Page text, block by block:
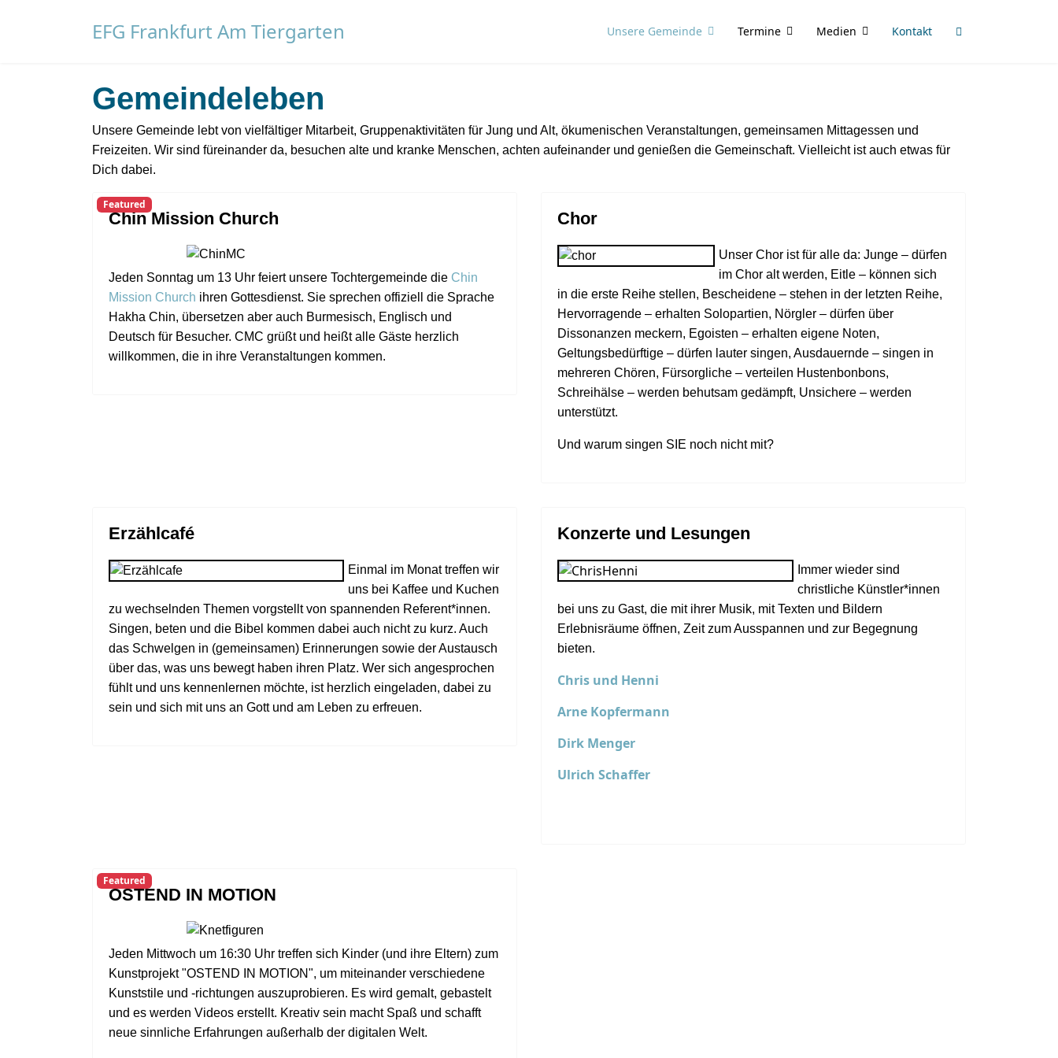
EFG Frankfurt Am Tiergarten Unsere Gemeinde Termine Medien Kontakt
Gemeindeleben
Unsere Gemeinde lebt von vielfältiger Mitarbeit, Gruppenaktivitäten für Jung und Alt, ökumenischen Veranstaltungen, gemeinsamen Mittagessen und
Freizeiten. Wir sind füreinander da, besuchen alte und kranke Menschen, achten aufeinander und genießen die Gemeinschaft. Vielleicht ist auch etwas für
Dich dabei.
Featured
Chin Mission Church
Jeden Sonntag um 13 Uhr feiert unsere Tochtergemeinde die Chin
Mission Church ihren Gottesdienst. Sie sprechen offiziell die Sprache
Hakha Chin, übersetzen aber auch Burmesisch, Englisch und
Deutsch für Besucher. CMC grüßt und heißt alle Gäste herzlich
willkommen, die in ihre Veranstaltungen kommen.
Chor
Unser Chor ist für alle da: Junge – dürfen
im Chor alt werden, Eitle – können sich
in die erste Reihe stellen, Bescheidene – stehen in der letzten Reihe,
Hervorragende – erhalten Solopartien, Nörgler – dürfen über
Dissonanzen meckern, Egoisten – erhalten eigene Noten,
Geltungsbedürftige – dürfen lauter singen, Ausdauernde – singen in
mehreren Chören, Fürsorgliche – verteilen Hustenbonbons,
Schreihälse – werden behutsam gedämpft, Unsichere – werden
unterstützt.
Und warum singen SIE noch nicht mit?
Erzählcafé
Einmal im Monat treffen wir
uns bei Kaffee und Kuchen
zu wechselnden Themen vorgstellt von spannenden Referent*innen.
Singen, beten und die Bibel kommen dabei auch nicht zu kurz. Auch
das Schwelgen in (gemeinsamen) Erinnerungen sowie der Austausch
über das, was uns bewegt haben ihren Platz. Wer sich angesprochen
fühlt und uns kennenlernen möchte, ist herzlich eingeladen, dabei zu
sein und sich mit uns an Gott und am Leben zu erfreuen.
Konzerte und Lesungen
Immer wieder sind
christliche Künstler*innen
bei uns zu Gast, die mit ihrer Musik, mit Texten und Bildern
Erlebnisräume öffnen, Zeit zum Ausspannen und zur Begegnung
bieten.
Chris und Henni
Arne Kopfermann
Dirk Menger
Ulrich Schaffer
Featured
OSTEND IN MOTION
Jeden Mittwoch um 16:30 Uhr treffen sich Kinder (und ihre Eltern) zum
Kunstprojekt "OSTEND IN MOTION", um miteinander verschiedene
Kunststile und -richtungen auszuprobieren. Es wird gemalt, gebastelt
und es werden Videos erstellt. Kreativ sein macht Spaß und schafft
neue sinnliche Erfahrungen außerhalb der digitalen Welt.